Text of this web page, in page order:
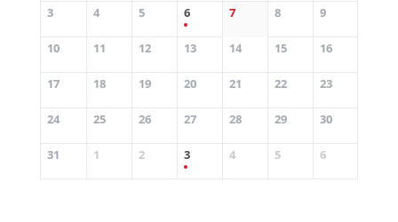
3 4 5 6 7 8 9
10 11 12 13 14 15 16
17 18 19 20 21 22 23
24 25 26 27 28 29 30
31 1 2 3 4 5 6